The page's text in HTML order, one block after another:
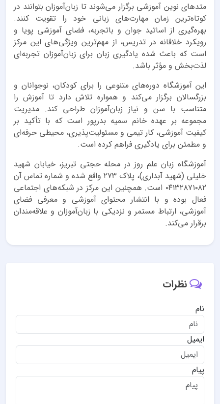
متدهای نوین آموزشی برگزار می‌شوند تا زبان‌آموزان بتوانند در
کوتاه‌ترین زمان مهارت‌های زبانی خود را تقویت کنند.
بهره‌گیری از اساتید جوان و باتجربه، فضای آموزشی پویا و
رویکرد خلاقانه در تدریس، از مهم‌ترین ویژگی‌های این مرکز
است که باعث شده یادگیری زبان برای زبان‌آموزان تجربه‌ای
لذت‌بخش و مؤثر باشد.
این آموزشگاه دوره‌های متنوعی را برای کودکان، نوجوانان و
بزرگسالان برگزار می‌کند و همواره تلاش دارد تا آموزش را
متناسب با سن و نیاز زبان‌آموزان طراحی کند. مدیریت
مجموعه بر عهده خانم سمیه بدرپور است که با تأکید بر
کیفیت آموزشی، کار تیمی و مسئولیت‌پذیری، محیطی حرفه‌ای
و مطمئن برای یادگیری فراهم کرده است.
آموزشگاه زبان علم روز در محله حجتی تبریز، خیابان شهید
خلیلی (شهید آبداری)، پلاک ۲۷۳ واقع شده و شماره تماس آن
۰۴۱۳۲۸۷۱۰۸۲ است. همچنین این مرکز در شبکه‌های اجتماعی
فعال بوده و با انتشار محتوای آموزشی و معرفی فضای
آموزشی، ارتباط مستمر و نزدیکی با زبان‌آموزان و علاقه‌مندان
برقرار می‌کند.
نظرات
نام
ایمیل
پیام